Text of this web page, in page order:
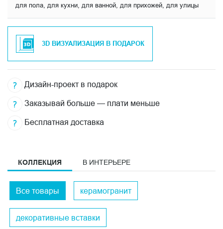
для пола, для кухни, для ванной, для прихожей, для улицы
3D ВИЗУАЛИЗАЦИЯ В ПОДАРОК
Дизайн-проект в подарок
Заказывай больше — плати меньше
Бесплатная доставка
КОЛЛЕКЦИЯ В ИНТЕРЬЕРЕ
Все товары керамогранит
декоративные вставки